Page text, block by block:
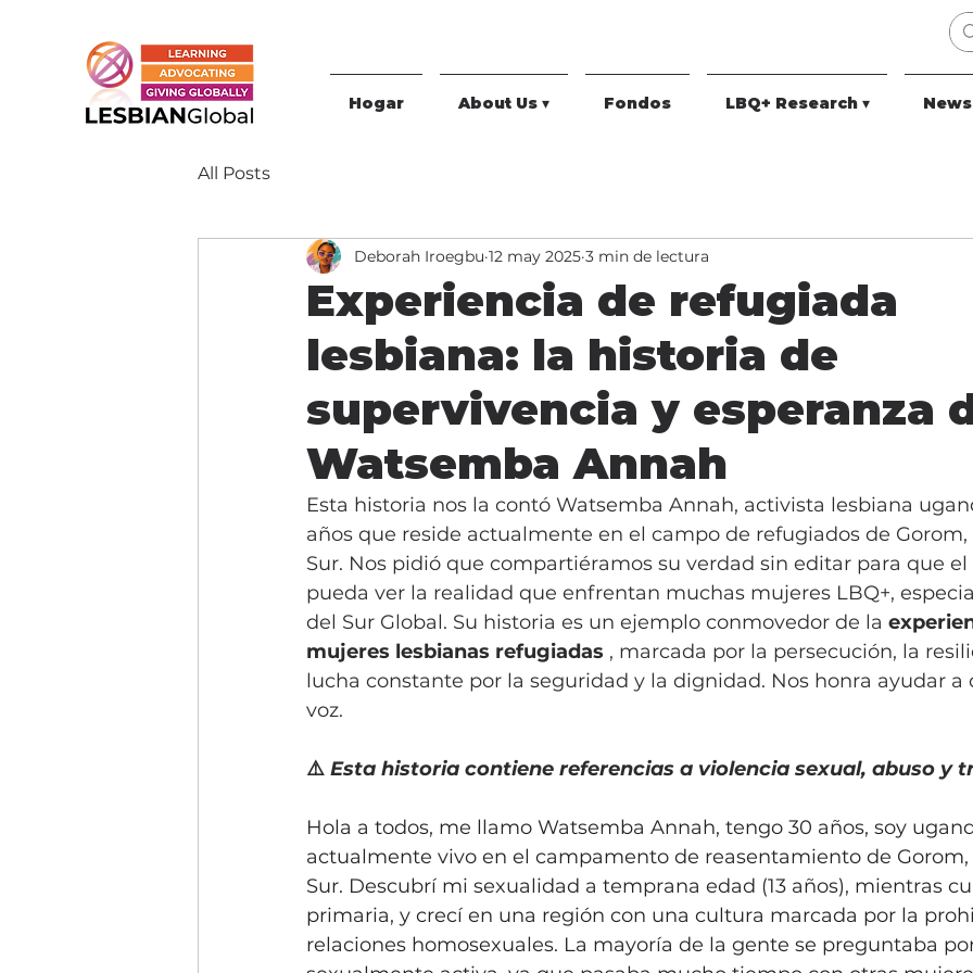
Hogar About Us ▾ Fondos LBQ+ Research ▾ News
All Posts
Experiencia de refugiada
lesbiana: la historia de
supervivencia y esperanza
Watsemba Annah
Deborah Iroegbu 12 may 2025 3 min de lectura
Esta historia nos la contó Watsemba Annah, activista lesbiana
años que reside actualmente en el campo de refugiados de
Sur. Nos pidió que compartiéramos su verdad sin editar para que
pueda ver la realidad que enfrentan muchas mujeres LBQ+,
del Sur Global. Su historia es un ejemplo conmovedor de la
mujeres lesbianas refugiadas , marcada por la persecución, la
lucha constante por la seguridad y la dignidad. Nos honra ayudar
voz.
⚠️ Esta historia contiene referencias a violencia sexual, abuso y
Hola a todos, me llamo Watsemba Annah, tengo 30 años, soy
actualmente vivo en el campamento de reasentamiento de
Sur. Descubrí mi sexualidad a temprana edad (13 años), mientras
primaria, y crecí en una región con una cultura marcada por la
relaciones homosexuales. La mayoría de la gente se preguntaba